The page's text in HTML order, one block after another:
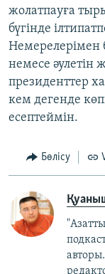
жолатпауға
бүгінде
Немерелерімен
немесе әулетін
президенттер
кем дегенде
есептеймін.
Бөлісу